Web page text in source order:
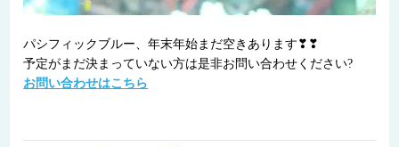
パシフィックブルー、年末年始まだ空きあります❣❣
予定がまだ決まっていない方は是非お問い合わせください?
お問い合わせはこちら